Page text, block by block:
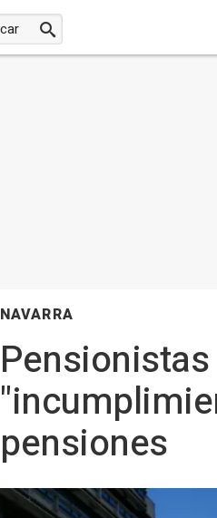
NAVARRA
pensiones